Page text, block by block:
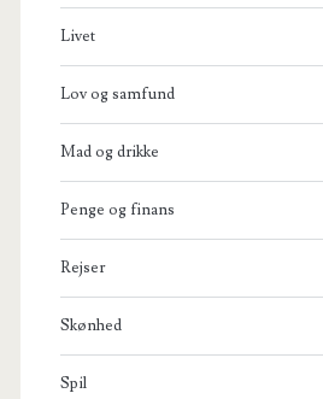
Livet
Lov og samfund
Mad og drikke
Penge og finans
Rejser
Skønhed
Spil